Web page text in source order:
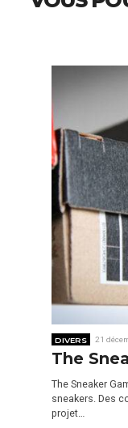
DIVERS 21
The
The Sneaker
sneakers. Des
projet…